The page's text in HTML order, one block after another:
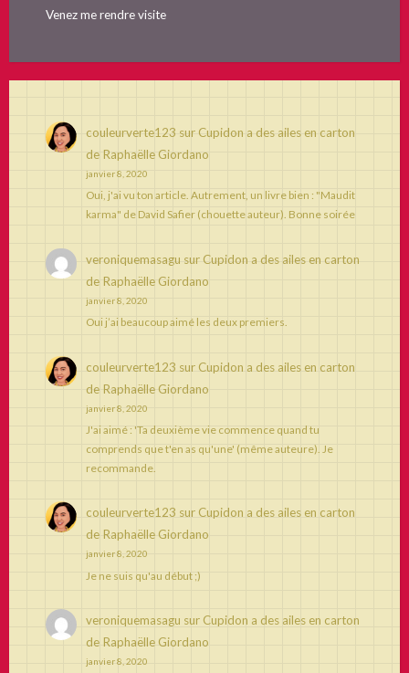
Venez me rendre visite
couleurverte123 sur Cupidon a des ailes en carton
de Raphaëlle Giordano
janvier 8, 2020
Oui, j'ai vu ton article. Autrement, un livre bien : "Maudit
karma" de David Safier (chouette auteur). Bonne soirée
veroniquemasagu sur Cupidon a des ailes en carton
de Raphaëlle Giordano
janvier 8, 2020
Oui j’ai beaucoup aimé les deux premiers.
couleurverte123 sur Cupidon a des ailes en carton
de Raphaëlle Giordano
janvier 8, 2020
J'ai aimé : 'Ta deuxième vie commence quand tu
comprends que t'en as qu'une' (même auteure). Je
recommande.
couleurverte123 sur Cupidon a des ailes en carton
de Raphaëlle Giordano
janvier 8, 2020
Je ne suis qu'au début ;)
veroniquemasagu sur Cupidon a des ailes en carton
de Raphaëlle Giordano
janvier 8, 2020